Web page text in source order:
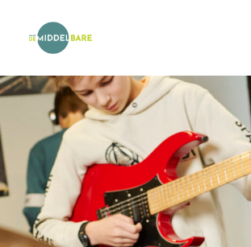
Home
Onderwijs
Scholen
Agenda
Van schooladvies naar plaatsing